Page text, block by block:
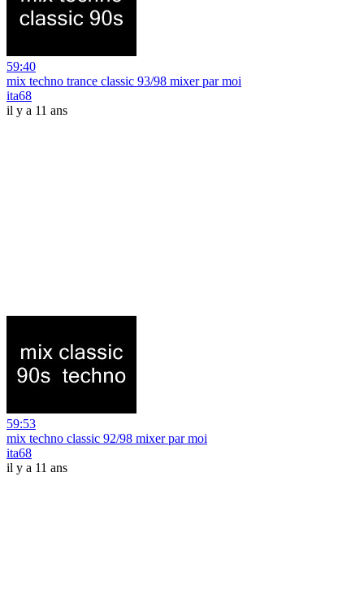
59:40
mix techno trance classic 93/98 mixer par moi
ita68
il y a 11 ans
59:53
mix techno classic 92/98 mixer par moi
ita68
il y a 11 ans